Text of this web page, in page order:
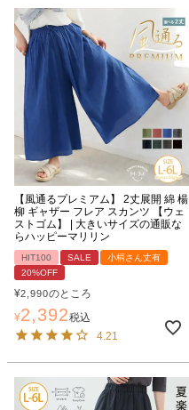
【風通るプレミアム】 2丈展開 綿 楊
柳 ギャザー フレア スカンツ 【ウェ
ストゴム】 | 大きいサイズの通販な
らハッピーマリリン
HIT100 SALE
小柄さん丈有
20%OFF
¥2,990のところ
¥2,392税込
4.21